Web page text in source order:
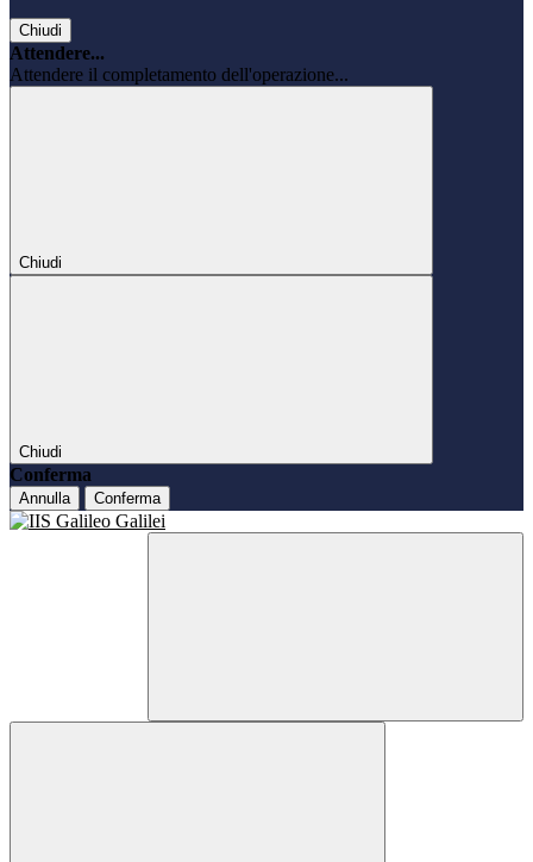
Chiudi
Attendere...
Attendere il completamento dell'operazione...
Chiudi
Chiudi
Conferma
Annulla Conferma